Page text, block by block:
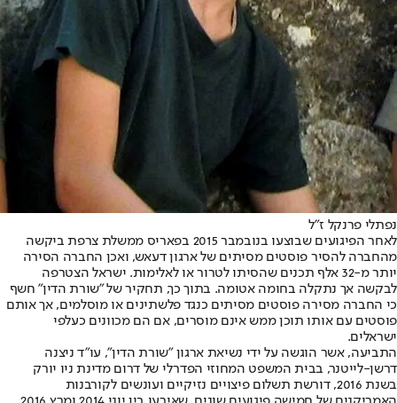
נפתלי פרנקל ז"ל
לאחר הפיגועים שבוצעו בנובמבר 2015 בפאריס ממשלת צרפת ביקשה
מהחברה להסיר פוסטים מסיתים של ארגון דעאש, ואכן החברה הסירה
יותר מ-32 אלף תכנים שהסיתו לטרור או לאלימות. ישראל הצטרפה
לבקשה אך נתקלה בחומה אטומה. בתוך כך, תחקיר של "שורת הדין" חשף
כי החברה מסירה פוסטים מסיתים כנגד פלשתינים או מוסלמים, אך אותם
פוסטים עם אותו תוכן ממש אינם מוסרים, אם הם מכוונים כעלפי
ישראלים.
התביעה, אשר הוגשה על ידי נשיאת ארגון "שורת הדין", עו"ד ניצנה
דרשן-לייטנר, בבית המשפט המחוזי הפדרלי של דרום מדינת ניו יורק
בשנת 2016, דורשת תשלום פיצויים נזיקיים ועונשים לקורבנות